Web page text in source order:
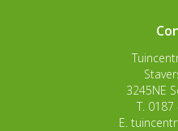
3245NE
T. 0187
E.